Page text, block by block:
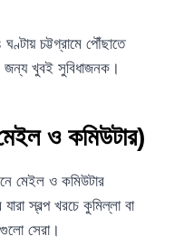
চট্টগ্রামে পৌঁছাতে
জন্য খুবই সুবিধাজনক।
ও কমিউটার)
মেইল ও কমিউটার
স্বল্প খরচে কুমিল্লা বা
সেরা।